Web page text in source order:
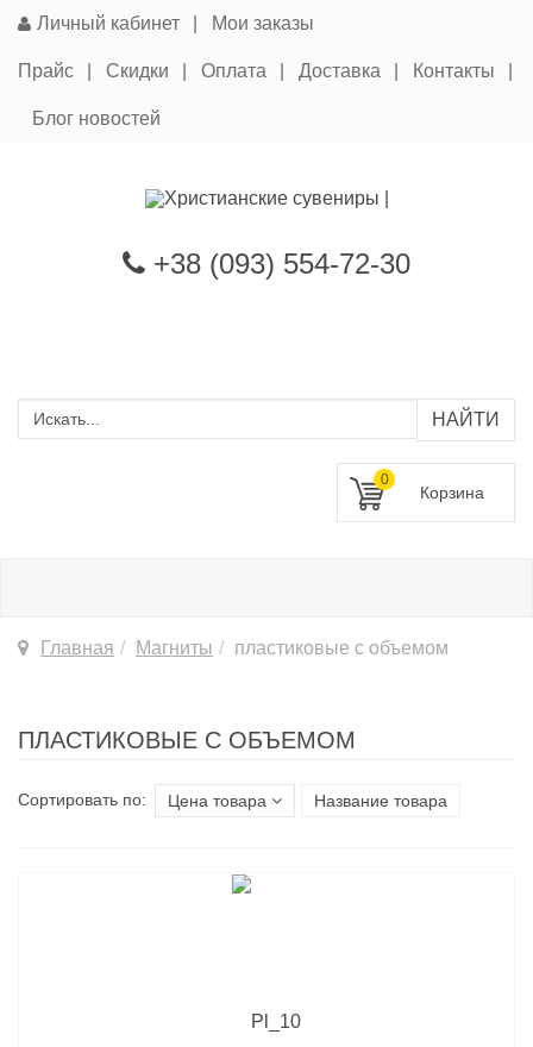
Личный кабинет Мои заказы
Прайс Скидки Оплата Доставка Контакты
Блог новостей
+38 (093) 554-72-30
0
Главная Магниты пластиковые с объемом
ПЛАСТИКОВЫЕ С ОБЪЕМОМ
Сортировать по: Цена товара Название товара